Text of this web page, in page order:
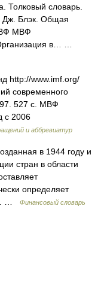
Толковый словарь.
Дж. Блэк. Общая
МВФ
в… …
http://www.imf.org/​
современного
527 с. МВФ
с 2006
и аббревиатур
в 1944 году и
стран в области
определяет
…
Финансовый словарь